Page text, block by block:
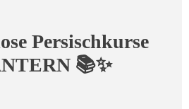
Persischkurse
📚✨